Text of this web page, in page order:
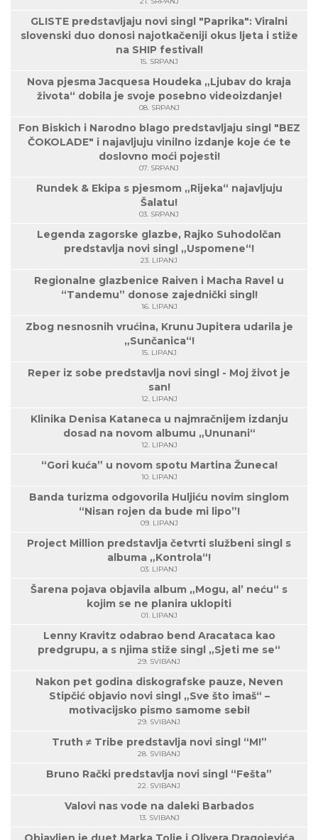
GLISTE predstavljaju novi singl "Paprika": Viralni
slovenski duo donosi najotkačeniji okus ljeta i stiže
na SHIP festival!
15. SRPANJ
Nova pjesma Jacquesa Houdeka „Ljubav do kraja
života“ dobila je svoje posebno videoizdanje!
08. SRPANJ
Fon Biskich i Narodno blago predstavljaju singl "BEZ
ČOKOLADE" i najavljuju vinilno izdanje koje će te
doslovno moći pojesti!
07. SRPANJ
Rundek & Ekipa s pjesmom „Rijeka“ najavljuju
Šalatu!
03. SRPANJ
Legenda zagorske glazbe, Rajko Suhodolčan
predstavlja novi singl „Uspomene“!
23. LIPANJ
Regionalne glazbenice Raiven i Macha Ravel u
“Tandemu” donose zajednički singl!
16. LIPANJ
Zbog nesnosnih vrućina, Krunu Jupitera udarila je
„Sunčanica“!
15. LIPANJ
Reper iz sobe predstavlja novi singl - Moj život je
san!
12. LIPANJ
Klinika Denisa Kataneca u najmračnijem izdanju
dosad na novom albumu „Ununani“
12. LIPANJ
“Gori kuća” u novom spotu Martina Žuneca!
10. LIPANJ
Banda turizma odgovorila Huljiću novim singlom
“Nisan rojen da bude mi lipo”!
09. LIPANJ
Project Million predstavlja četvrti službeni singl s
albuma „Kontrola“!
03. LIPANJ
Šarena pojava objavila album „Mogu, al’ neću“ s
kojim se ne planira uklopiti
01. LIPANJ
Lenny Kravitz odabrao bend Aracataca kao
predgrupu, a s njima stiže singl „Sjeti me se“
29. SVIBANJ
Nakon pet godina diskografske pauze, Neven
Stipčić objavio novi singl „Sve što imaš“ –
motivacijsko pismo samome sebi!
29. SVIBANJ
Truth ≠ Tribe predstavlja novi singl “M!”
28. SVIBANJ
Bruno Rački predstavlja novi singl “Fešta”
22. SVIBANJ
Valovi nas vode na daleki Barbados
13. SVIBANJ